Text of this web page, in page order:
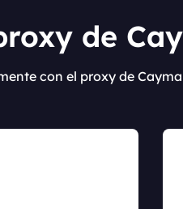
de
con el proxy de